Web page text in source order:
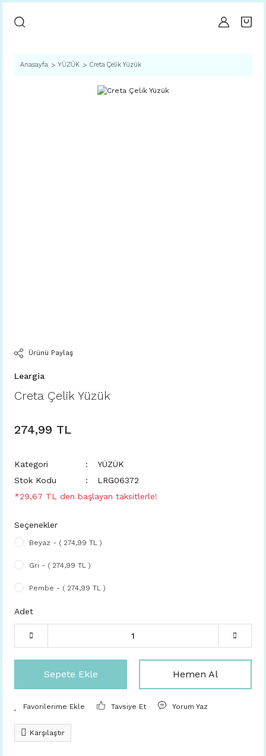
Anasayfa YÜZÜK Creta Çelik Yüzük
Ürünü Paylaş
Leargia
Creta Çelik Yüzük
274,99 TL
Kategori
YÜZÜK
Stok Kodu
LRG06372
*29,67 TL den başlayan taksitlerle!
Seçenekler
Beyaz - ( 274,99 TL )
Gri - ( 274,99 TL )
Pembe - ( 274,99 TL )
Adet
Sepete Ekle Hemen Al
Tavsiye Et Yorum Yaz
Karşılaştır